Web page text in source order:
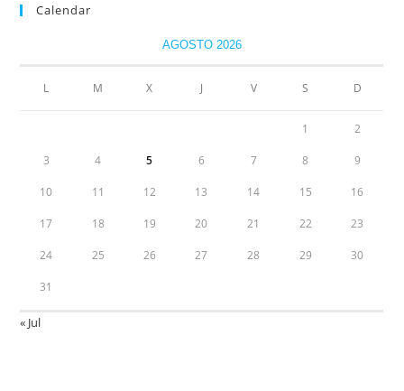
Calendar
AGOSTO 2026
L M X J V S D
1 2
3 4 5 6 7 8 9
10 11 12 13 14 15 16
17 18 19 20 21 22 23
24 25 26 27 28 29 30
31
« Jul